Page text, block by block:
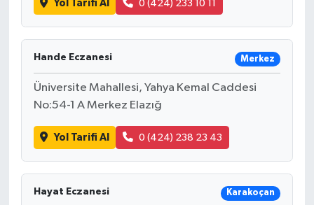
Yol Tarifi Al 0 (424) 233 10 11
Hande Eczanesi Merkez
Üniversite Mahallesi, Yahya Kemal Caddesi
No:54-1 A Merkez Elazığ
Yol Tarifi Al 0 (424) 238 23 43
Hayat Eczanesi Karakoçan